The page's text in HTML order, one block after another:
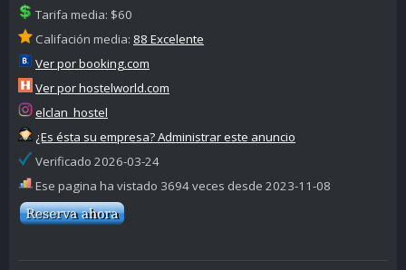
Tarifa media: $60
Califación media: 88 Excelente
Ver por booking.com
Ver por hostelworld.com
elclan_hostel
¿Es ésta su empresa? Administrar este anuncio
Verificado 2026-03-24
Ese pagina ha vistado 3694 veces desde 2023-11-08